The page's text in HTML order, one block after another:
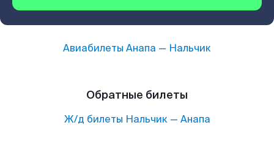
Авиабилеты Анапа — Нальчик
Обратные билеты
Ж/д билеты Нальчик— Анапа